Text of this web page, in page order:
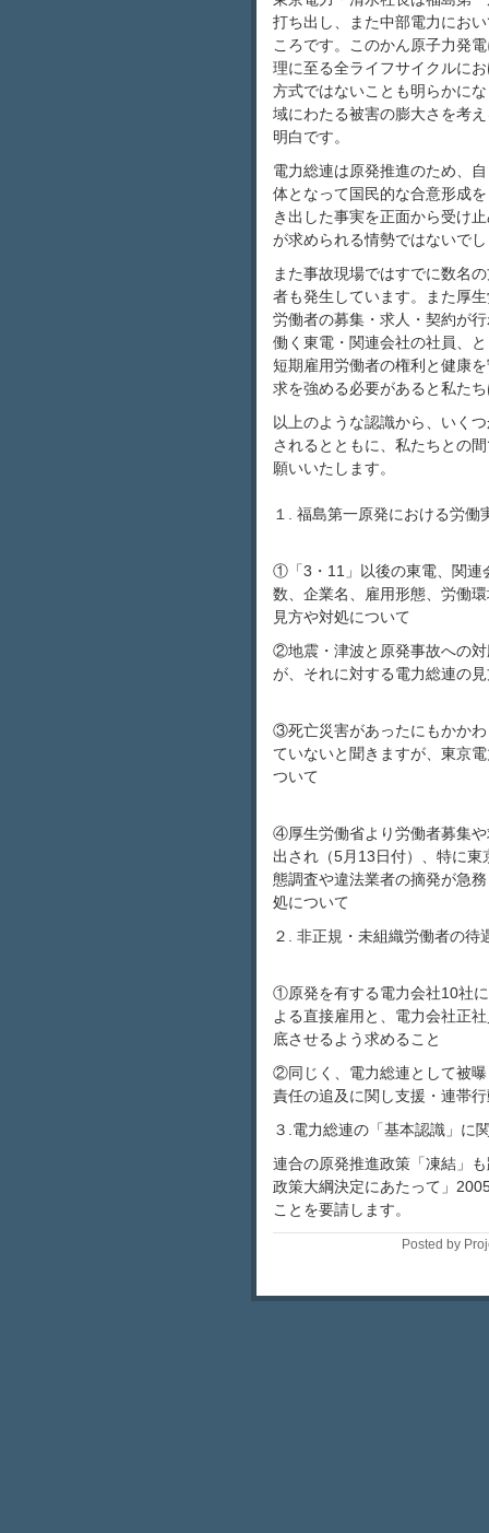
打ち出し、また中部電力にお
ころです。このかん原子力発
理に至る全ライフサイクルに
方式ではないことも明らかに
域にわたる被害の膨大さを考
明白です。
電力総連は原発推進のため、
体となって国民的な合意形成
き出した事実を正面から受け
が求められる情勢ではないで
また事故現場ではすでに数名
者も発生しています。また厚
労働者の募集・求人・契約が
働く東電・関連会社の社員、
短期雇用労働者の権利と健康
求を強める必要があると私た
以上のような認識から、いく
されるとともに、私たちとの
願いいたします。
１. 福島第一原発における労
①「3・11」以後の東電、関連
数、企業名、雇用形態、労働
見方や対処について
②地震・津波と原発事故への
が、それに対する電力総連の
③死亡災害があったにもかか
ていないと聞きますが、東京
ついて
④厚生労働省より労働者募集
出され（5月13日付）、特に
態調査や違法業者の摘発が急
処について
２. 非正規・未組織労働者の待
①原発を有する電力会社10社
よる直接雇用と、電力会社正
底させるよう求めること
②同じく、電力総連として被
責任の追及に関し支援・連帯
３.電力総連の「基本認識」に
連合の原発推進政策「凍結」
政策大綱決定にあたって」
ことを要請します。
Posted by